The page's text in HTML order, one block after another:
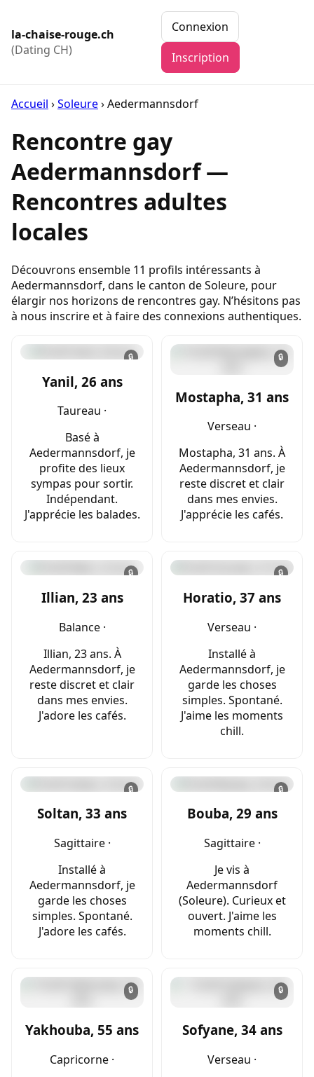
la-chaise-rouge.ch
(Dating CH)
Connexion
Inscription
Accueil ›Soleure›Aedermannsdorf
Rencontre gay
Aedermannsdorf —
Rencontres adultes
locales
Découvrons ensemble 11 profils intéressants à
Aedermannsdorf, dans le canton de Soleure, pour
élargir nos horizons de rencontres gay. N’hésitons pas
à nous inscrire et à faire des connexions authentiques.
🔒
Yanil, 26 ans
Taureau ·
Basé à
Aedermannsdorf, je
profite des lieux
sympas pour sortir.
Indépendant.
J'apprécie les balades.
🔒
Mostapha, 31 ans
Verseau ·
Mostapha, 31 ans. À
Aedermannsdorf, je
reste discret et clair
dans mes envies.
J'apprécie les cafés.
🔒
Illian, 23 ans
Balance ·
Illian, 23 ans. À
Aedermannsdorf, je
reste discret et clair
dans mes envies.
J'adore les cafés.
🔒
Horatio, 37 ans
Verseau ·
Installé à
Aedermannsdorf, je
garde les choses
simples. Spontané.
J'aime les moments
chill.
🔒
Soltan, 33 ans
Sagittaire ·
Installé à
Aedermannsdorf, je
garde les choses
simples. Spontané.
J'adore les cafés.
🔒
Bouba, 29 ans
Sagittaire ·
Je vis à
Aedermannsdorf
(Soleure). Curieux et
ouvert. J'aime les
moments chill.
🔒
Yakhouba, 55 ans
Capricorne ·
🔒
Sofyane, 34 ans
Verseau ·